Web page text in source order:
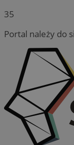
35
Portal należy do